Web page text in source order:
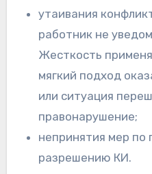
утаивания
работник не
Жесткость
мягкий подход
или ситуация
правонарушение;
непринятия мер
разрешению КИ.